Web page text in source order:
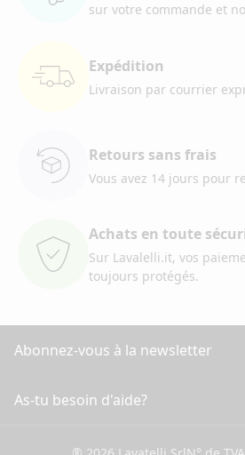
sur votre commande et
Expédition
Livraison par courrier
Retours sans frais
Vous avez 14 jours pour
Achats en toute
Sur Lavalelli.it, vos
toujours protégés.
Abonnez-vous à la newsletter
As-tu besoin d'aide?